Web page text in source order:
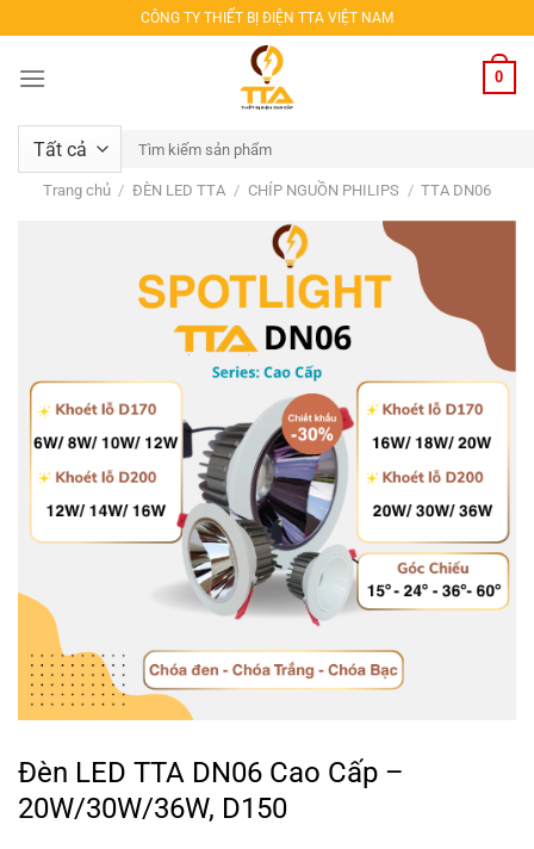
qua
nội
CÔNG TY THIẾT BỊ ĐIỆN TTA VIỆT NAM
0
Tìm
kiếm:
Trang chủ / ĐÈN LED TTA / CHÍP NGUỒN PHILIPS / TTA DN06
Đèn LED TTA DN06 Cao Cấp –
20W/30W/36W, D150